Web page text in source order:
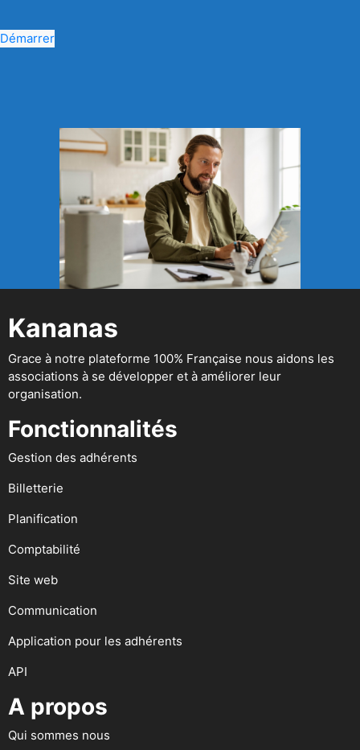
Démarrer
Kananas
Grace à notre plateforme 100% Française nous aidons les
associations à se développer et à améliorer leur
organisation.
Fonctionnalités
Gestion des adhérents
Billetterie
Planification
Comptabilité
Site web
Communication
Application pour les adhérents
API
A propos
Qui sommes nous